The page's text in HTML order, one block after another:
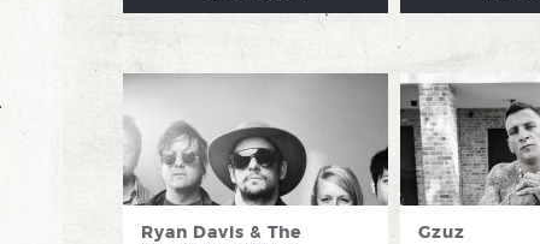
Ryan Davis & The
Gzuz